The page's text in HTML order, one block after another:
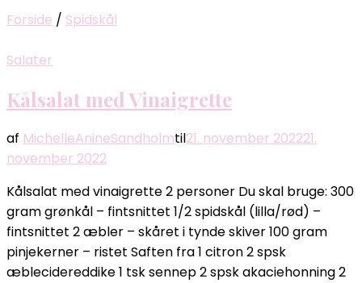
Forside / Spidskål
Salater
Kålsalat med Vinaigrette
af MichelleAnineSandholmtil21. november 202221.
november 2022
Kålsalat med vinaigrette 2 personer Du skal bruge: 300
gram grønkål – fintsnittet 1/2 spidskål (lilla/rød) –
fintsnittet 2 æbler – skåret i tynde skiver 100 gram
pinjekerner – ristet Saften fra 1 citron 2 spsk
æblecidereddike 1 tsk sennep 2 spsk akaciehonning 2